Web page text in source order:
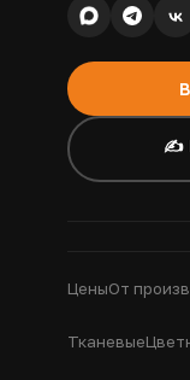
✍️
ЦеныОт
Тканевые